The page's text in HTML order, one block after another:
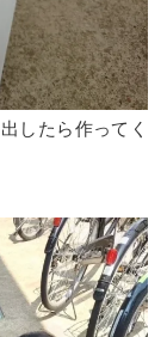
したら作ってく